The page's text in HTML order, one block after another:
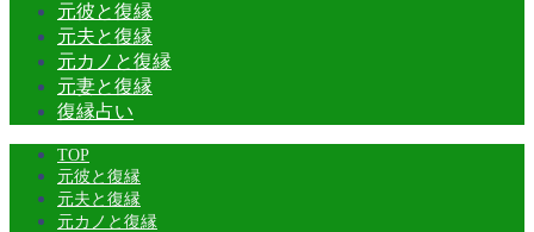
元彼と復縁
元夫と復縁
元カノと復縁
元妻と復縁
復縁占い
TOP
元彼と復縁
元夫と復縁
元カノと復縁